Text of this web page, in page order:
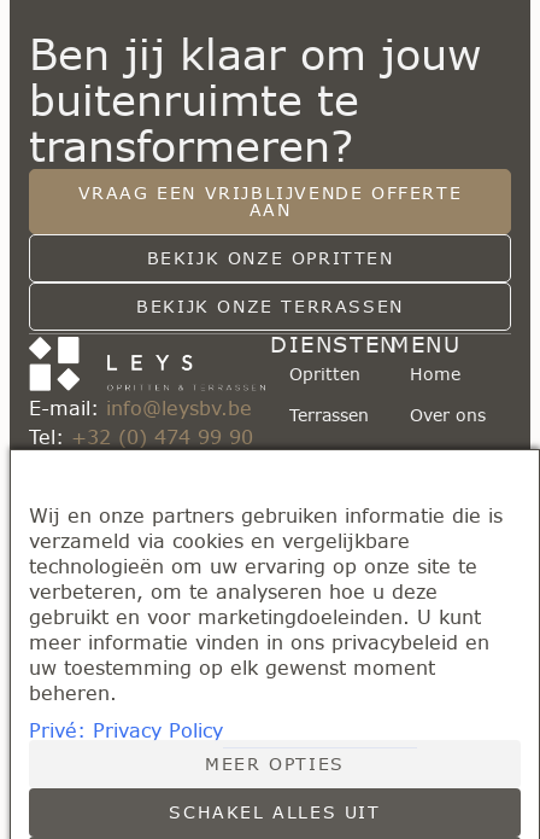
Ben jij klaar om jouw
buitenruimte te
transformeren?
VRAAG EEN VRIJBLIJVENDE OFFERTE
AAN
BEKIJK ONZE OPRITTEN
BEKIJK ONZE TERRASSEN
E-mail: info@leysbv.be
Tel: +32 (0) 474 99 90
Opritten en Terrassen
Leys BV
Hollandstraat 167, 2223
Heist-op-den-Berg
(Schriek)
BE0766.533.392
DIENSTEN
Opritten
Terrassen
Paden en
MATERIALEN
EN
TECHNIEKEN
Klinkerwerken
Tegelwerken
Kasseiwerken
MENU
Home
Over ons
Kennisbank
Algemene Voorwaarden
Wij en onze partners gebruiken informatie die is
verzameld via cookies en vergelijkbare
technologieën om uw ervaring op onze site te
verbeteren, om te analyseren hoe u deze
gebruikt en voor marketingdoeleinden. U kunt
meer informatie vinden in ons privacybeleid en
uw toestemming op elk gewenst moment
beheren.
Privé: Privacy Policy
MEER OPTIES
SCHAKEL ALLES UIT